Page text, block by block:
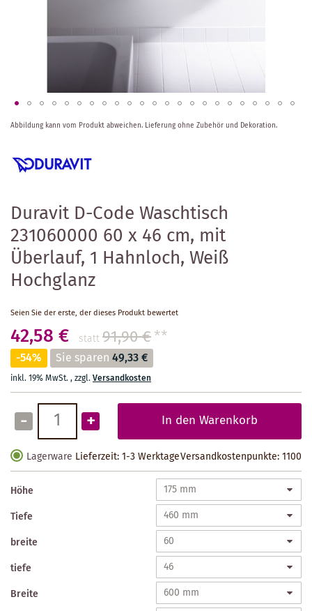
Duravit D-Code Waschtisch
231060000 60 x 46 cm, mit
Überlauf, 1 Hahnloch, Weiß
Hochglanz
Seien Sie der erste, der dieses Produkt bewertet
42,58 € statt91,90 €**
-54% Sie sparen 49,33 €
inkl. 19% MwSt.,zzgl.Versandkosten
- + In den Warenkorb
Lagerware Lieferzeit: 1-3 WerktageVersandkostenpunkte:1100
Höhe
Tiefe
breite
tiefe
Breite
Zum
Anfang
Bildergalerie
springen
Abbildung kann vom Produkt abweichen. Lieferung ohne Zubehör und Dekoration.